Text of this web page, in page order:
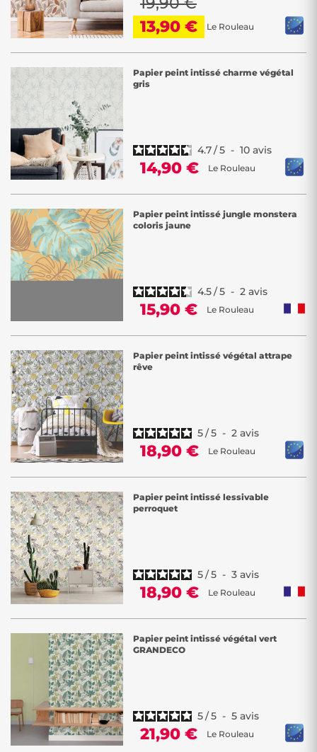
13,90 €
Le Rouleau
Papier peint intissé charme végétal
gris
4.7/5 - 10 avis
14,90 € Le Rouleau
Papier peint intissé jungle monstera
coloris jaune
4.5/5 - 2 avis
15,90 € Le Rouleau
Papier peint intissé végétal attrape
rêve
5/5 - 2 avis
18,90 € Le Rouleau
Papier peint intissé lessivable
perroquet
5/5 - 3 avis
18,90 € Le Rouleau
Papier peint intissé végétal vert
GRANDECO
5/5 - 5 avis
21,90 € Le Rouleau